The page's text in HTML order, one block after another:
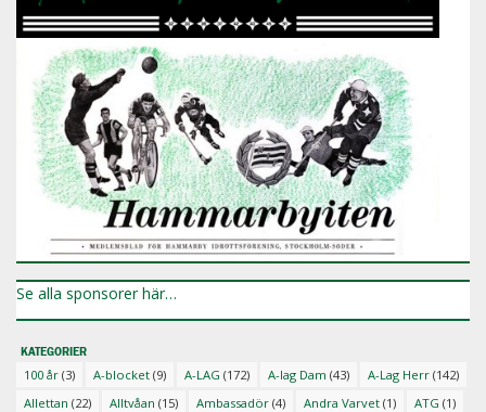
Se alla sponsorer här…
KATEGORIER
100 år (3) A-blocket (9) A-LAG (172) A-lag Dam (43) A-Lag Herr (142)
Allettan (22) Alltvåan (15) Ambassadör (4) Andra Varvet (1) ATG (1)